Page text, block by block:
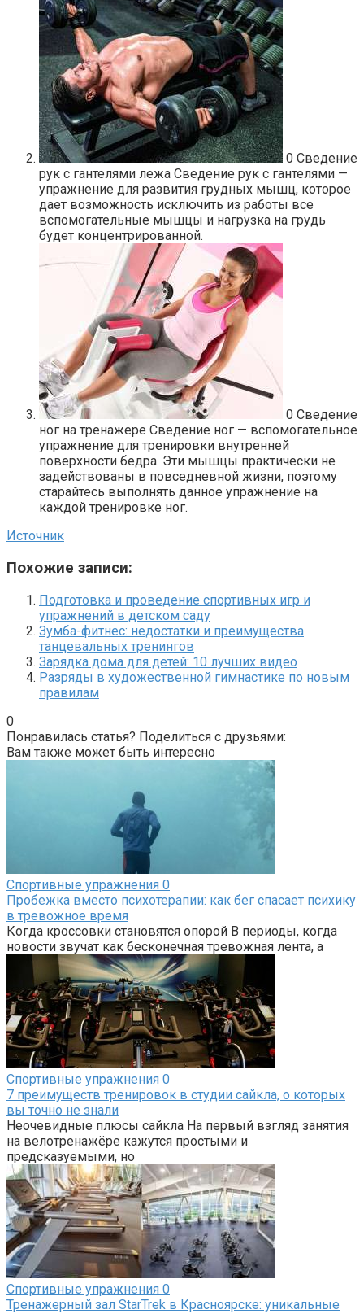
0 Сведение
рук с гантелями лежа Сведение рук с гантелями —
упражнение для развития грудных мышц, которое
дает возможность исключить из работы все
вспомогательные мышцы и нагрузка на грудь
будет концентрированной.
0 Сведение
ног на тренажере Сведение ног — вспомогательное
упражнение для тренировки внутренней
поверхности бедра. Эти мышцы практически не
задействованы в повседневной жизни, поэтому
старайтесь выполнять данное упражнение на
каждой тренировке ног.
Источник
Похожие записи:
Подготовка и проведение спортивных игр и
упражнений в детском саду
Зумба-фитнес: недостатки и преимущества
танцевальных тренингов
Зарядка дома для детей: 10 лучших видео
Разряды в художественной гимнастике по новым
правилам
0
Понравилась статья? Поделиться с друзьями:
Вам также может быть интересно
Спортивные упражнения 0
Пробежка вместо психотерапии: как бег спасает психику
в тревожное время
Когда кроссовки становятся опорой В периоды, когда
новости звучат как бесконечная тревожная лента, а
Спортивные упражнения 0
7 преимуществ тренировок в студии сайкла, о которых
вы точно не знали
Неочевидные плюсы сайкла На первый взгляд занятия
на велотренажёре кажутся простыми и
предсказуемыми, но
Спортивные упражнения 0
Тренажерный зал StarTrek в Красноярске: уникальные